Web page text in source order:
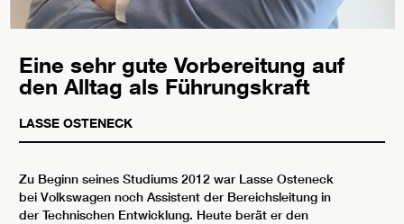
Eine sehr gute Vorbereitung auf
den Alltag als Führungskraft
LASSE OSTENECK
Zu Beginn seines Studiums 2012 war Lasse Osteneck
bei Volkswagen noch Assistent der Bereichsleitung in
der Technischen Entwicklung. Heute berät er den